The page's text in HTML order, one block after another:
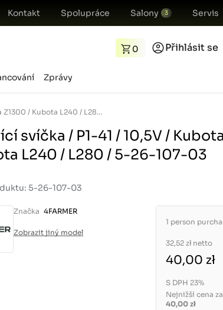
Kontakt Spolupráce Salony 3 Servis
0 Přihlásit se
Zprávy
Žhavící svíčka / P1-41 / 10,5V / Kubota Z1300 / Kubota L240 / L280 / 5-26-107-03
svíčka / P1-41 / 10,5V /
L240 / L280 / 5-26-107-03
5-26-107-03
Značka 4FARMER
Zobrazit jiný model
1 person
32,52 zł netto
40,00 zł
S DPH 23%
Nejnižší cena
40,00 zł